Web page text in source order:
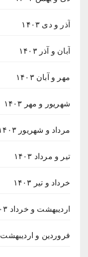
آذر و دی ۱۴۰۳
آبان و آذر ۱۴۰۳
مهر و آبان ۱۴۰۳
شهریور و مهر ۱۴۰۳
مرداد و شهریور ۱۴۰۳
تیر و مرداد ۱۴۰۳
خرداد و تیر ۱۴۰۳
اردیبهشت و خرداد ۱۴۰۳
فروردین و اردیبهشت ۱۴۰۳